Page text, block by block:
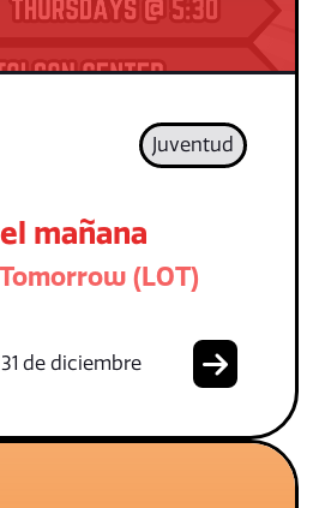
Juventud
mañana
(LOT)
de diciembre